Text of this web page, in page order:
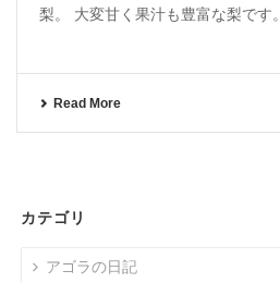
梨。 大変甘く果汁も豊富な梨です。
Read More
カテゴリ
アゴラの日記